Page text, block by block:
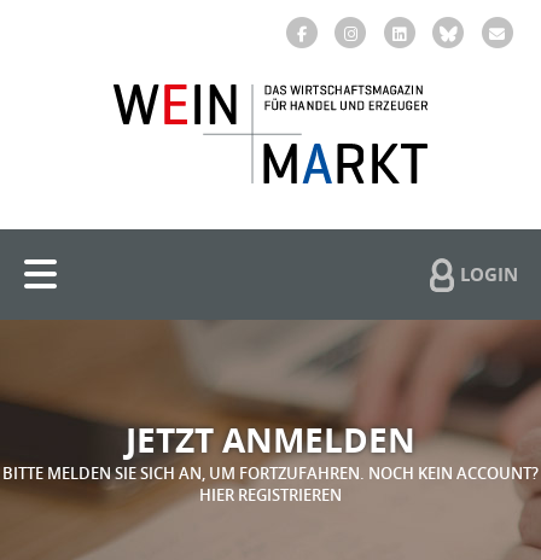
LOGIN
JETZT ANMELDEN
BITTE MELDEN SIE SICH AN, UM FORTZUFAHREN. NOCH KEIN ACCOUNT?
HIER REGISTRIEREN